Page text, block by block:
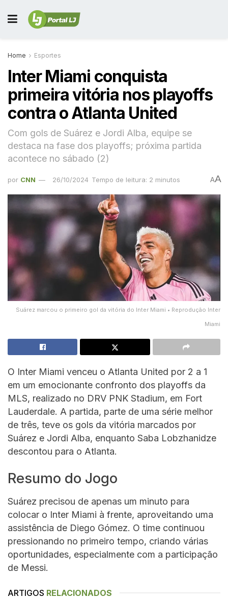
Home Esportes
Inter Miami conquista
primeira vitória nos playoffs
contra o Atlanta United
Com gols de Suárez e Jordi Alba, equipe se
destaca na fase dos playoffs; próxima partida
acontece no sábado (2)
por CNN 26/10/2024 Tempo de leitura: 2 minutos AA
Suárez marcou o primeiro gol da vitória do Inter Miami • Reprodução Inter
Miami
O Inter Miami venceu o Atlanta United por 2 a 1
em um emocionante confronto dos playoffs da
MLS, realizado no DRV PNK Stadium, em Fort
Lauderdale. A partida, parte de uma série melhor
de três, teve os gols da vitória marcados por
Suárez e Jordi Alba, enquanto Saba Lobzhanidze
descontou para o Atlanta.
Resumo do Jogo
Suárez precisou de apenas um minuto para
colocar o Inter Miami à frente, aproveitando uma
assistência de Diego Gómez. O time continuou
pressionando no primeiro tempo, criando várias
oportunidades, especialmente com a participação
de Messi.
ARTIGOS RELACIONADOS